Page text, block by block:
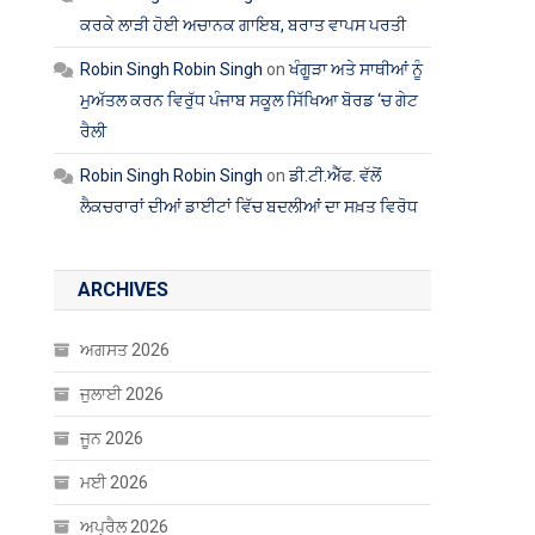
ਕਰਕੇ ਲਾੜੀ ਹੋਈ ਅਚਾਨਕ ਗਾਇਬ, ਬਰਾਤ ਵਾਪਸ ਪਰਤੀ
Robin Singh Robin Singh onਖੰਗੂੜਾ ਅਤੇ ਸਾਥੀਆਂ ਨੂੰ
ਮੁਅੱਤਲ ਕਰਨ ਵਿਰੁੱਧ ਪੰਜਾਬ ਸਕੂਲ ਸਿੱਖਿਆ ਬੋਰਡ ‘ਚ ਗੇਟ
ਰੈਲੀ
Robin Singh Robin Singh onਡੀ.ਟੀ.ਐੱਫ. ਵੱਲੋਂ
ਲੈਕਚਰਾਰਾਂ ਦੀਆਂ ਡਾਈਟਾਂ ਵਿੱਚ ਬਦਲੀਆਂ ਦਾ ਸਖ਼ਤ ਵਿਰੋਧ
ARCHIVES
ਅਗਸਤ 2026
ਜੁਲਾਈ 2026
ਜੂਨ 2026
ਮਈ 2026
ਅਪ੍ਰੈਲ 2026